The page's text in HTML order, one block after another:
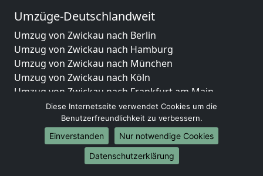
Umzüge-Deutschlandweit
Umzug von Zwickau nach Berlin
Umzug von Zwickau nach Hamburg
Umzug von Zwickau nach München
Umzug von Zwickau nach Köln
Umzug von Zwickau nach Frankfurt am Main
Umzug von Zwickau nach Stuttgart
Umzug von Zwickau nach Düsseldorf
Umzug von Zwickau nach Leipzig
Umzug von Zwickau nach Dortmund
Umzug von Zwickau nach Essen
Diese Internetseite verwendet Cookies um die
Benutzerfreundlichkeit zu verbessern.
Einverstanden
Nur notwendige Cookies
Datenschutzerklärung